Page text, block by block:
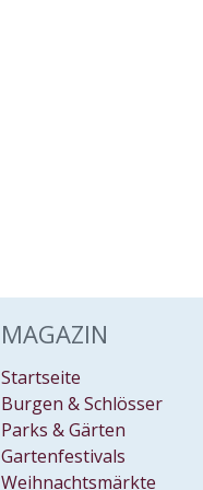
MAGAZIN
Startseite
Burgen & Schlösser
Parks & Gärten
Gartenfestivals
Weihnachtsmärkte